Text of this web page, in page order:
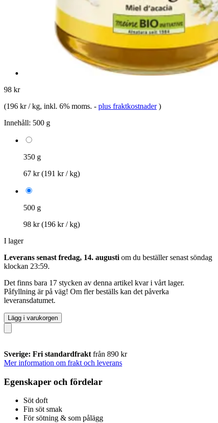
98 kr
(196 kr / kg, inkl. 6% moms. - plus fraktkostnader )
Innehåll: 500 g
350 g
67 kr(191 kr / kg)
500 g
98 kr(196 kr / kg)
I lager
Leverans senast fredag, 14. augusti om du beställer senast söndag
klockan 23:59.
Det finns bara 17 stycken av denna artikel kvar i vårt lager.
Påfyllning är på väg! Om fler beställs kan det påverka
leveransdatumet.
Lägg i varukorgen
Sverige: Fri standardfrakt från 890 kr
Mer information om frakt och leverans
Egenskaper och fördelar
Söt doft
Fin söt smak
För sötning & som pålägg